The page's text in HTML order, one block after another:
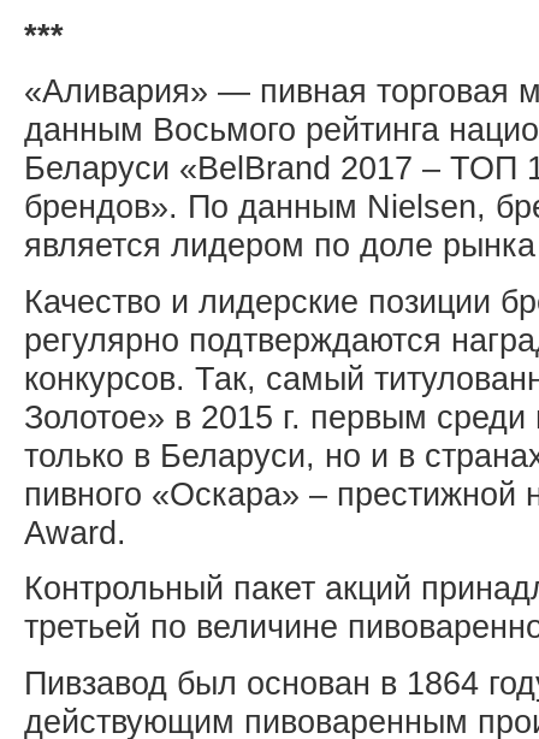
***
«Аливария» — пивная торговая
данным Восьмого рейтинга
Беларуси «BelBrand 2017 – ТОП
брендов». По данным Nielsen,
является лидером по доле рынка
Качество и лидерские позиции
регулярно подтверждаются
конкурсов. Так, самый
Золотое» в 2015 г. первым среди
только в Беларуси, но и в
пивного «Оскара» – престижной
Award.
Контрольный пакет акций
третьей по величине
Пивзавод был основан в 1864
действующим пивоваренным